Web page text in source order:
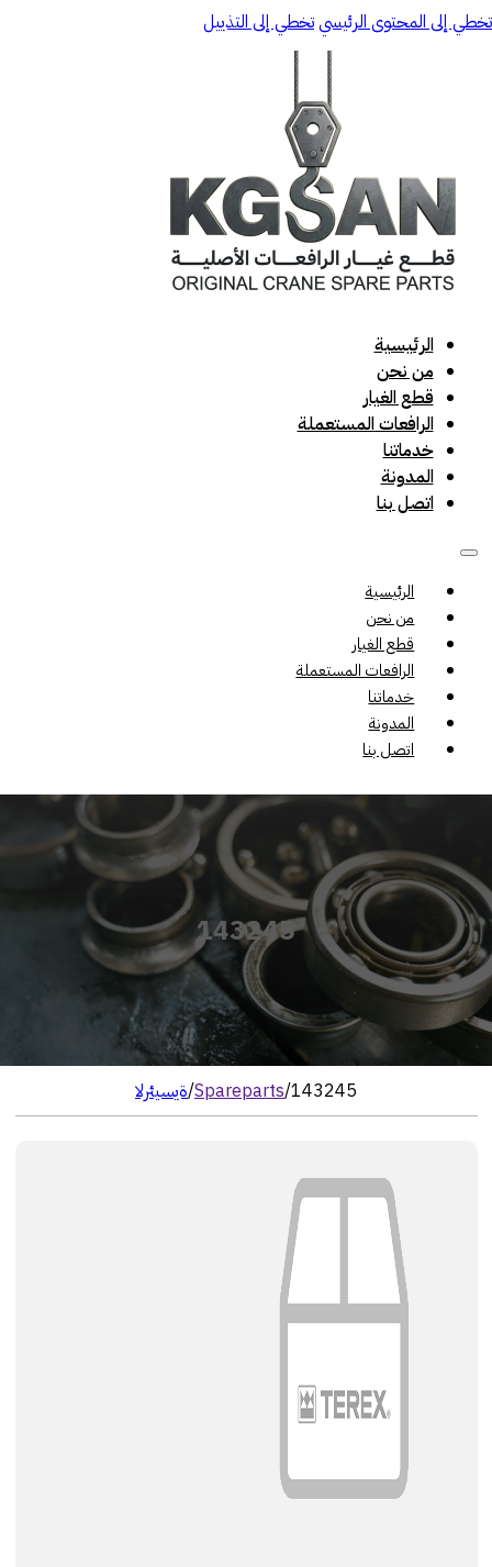
تخطي إلى المحتوى الرئيسيتخطي إلى التذييل
الرئيسية
من نحن
قطع الغيار
الرافعات المستعملة
خدماتنا
المدونة
اتصل بنا
الرئيسية
من نحن
قطع الغيار
الرافعات المستعملة
خدماتنا
المدونة
اتصل بنا
143245
الرئيسية/Spareparts/143245